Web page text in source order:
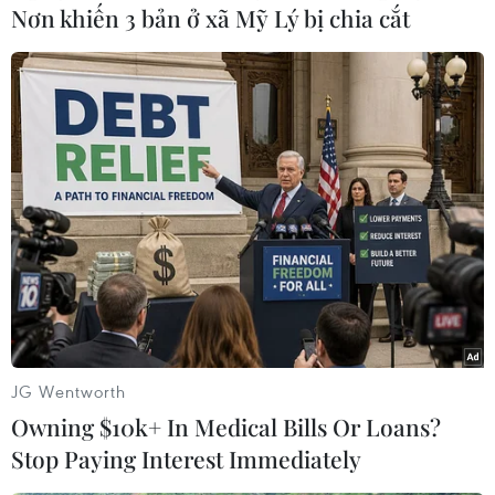
đạt hơn ba tỷ USD, riêng lĩnh vực công nghiệp
là 1,3 tỷ USD.
Từ hội thảo lần này, cộng đồng doanh nghiệp
Thành phố Hồ Chí Minh và tỉnh Ehime sẽ có
điều kiện tận dụng tốt cơ hội nhằm giới thiệu
sản phẩm, kỹ thuật công nghệ và xây dựng mối
quan hệ hợp tác thành công, đặc biệt là đối với
doanh nghiệp nhỏ và vừa./.
(TTXVN)
Nơn khiến 3 bản ở xã Mỹ Lý bị chia cắt
JG Wentworth
Owning $10k+ In Medical Bills Or Loans?
Stop Paying Interest Immediately